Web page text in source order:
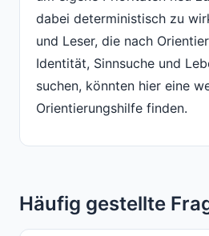
dabei deterministisch zu
und Leser, die nach
Identität, Sinnsuche und
suchen, könnten hier eine
Orientierungshilfe finden.
Häufig gestellte